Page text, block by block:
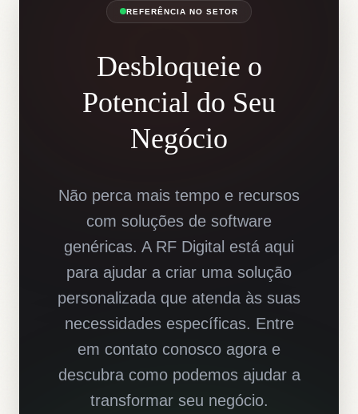
REFERÊNCIA NO SETOR
Desbloqueie o
Potencial do Seu
Negócio
Não perca mais tempo e recursos
com soluções de software
genéricas. A RF Digital está aqui
para ajudar a criar uma solução
personalizada que atenda às suas
necessidades específicas. Entre
em contato conosco agora e
descubra como podemos ajudar a
transformar seu negócio.